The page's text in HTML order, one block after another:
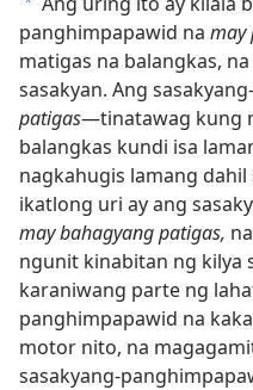
panghimpapawid na may
matigas na balangkas,
sasakyan. Ang
patigas​—tinatawag kung
balangkas kundi isa
nagkahugis lamang
ikatlong uri ay ang
may bahagyang patigas,
ngunit kinabitan ng kilya
karaniwang parte ng
panghimpapawid na
motor nito, na
sasakyang-